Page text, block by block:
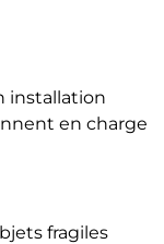
installation
en charge
fragiles